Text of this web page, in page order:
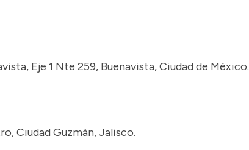
Eje 1 Nte 259, Buenavista, Ciudad de México.
Ciudad Guzmán, Jalisco.